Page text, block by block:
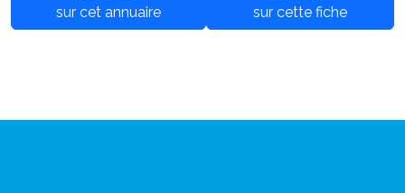
sur cet annuaire
sur cette fiche